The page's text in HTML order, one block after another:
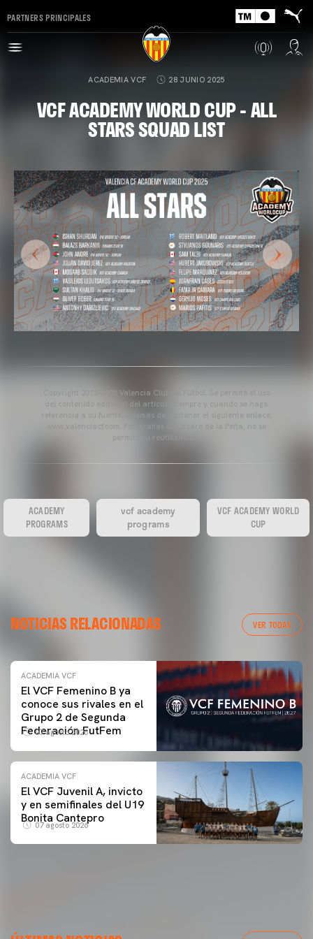
PARTNERS PRINCIPALES
ACADEMIA VCF 28 JUNIO 2025
VCF ACADEMY WORLD CUP - ALL
STARS SQUAD LIST
Copyright 2013-2025 Valencia Club de Fútbol. Se permite el uso
del contenido editorial del artículo siempre y cuando se haga
referencia a su fuente, además de contener el siguiente enlace:
permite su reutilización.
ACADEMY
PROGRAMS
vcf academy
programs
VCF ACADEMY WORLD
CUP
NOTICIAS RELACIONADAS VER TODAS
ACADEMIA VCF
El VCF Femenino B ya
conoce sus rivales en el
Grupo 2 de Segunda
Federación FutFem
07 agosto 2026
ACADEMIA VCF
El VCF Juvenil A, invicto
y en semifinales del U19
Bonita Cantepro
07 agosto 2026
GALERÍA | VALENCIA CF - NEWCASTLE UNITED FC